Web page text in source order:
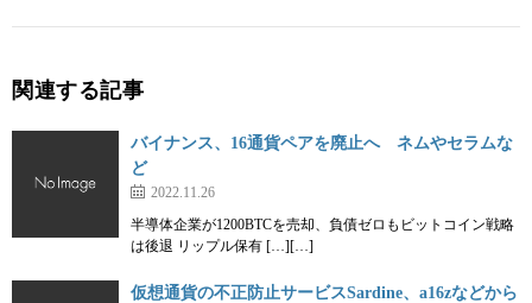
関連する記事
バイナンス、16通貨ペアを廃止へ ネムやセラムな
ど
2022.11.26
半導体企業が1200BTCを売却、負債ゼロもビットコイン戦略
は後退 リップル保有 […][…]
仮想通貨の不正防止サービスSardine、a16zなどから